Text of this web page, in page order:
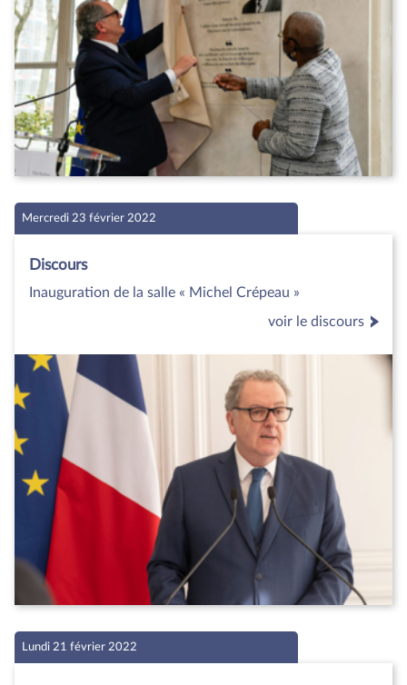
Mercredi 23 février 2022
Discours
Inauguration de la salle « Michel Crépeau »
voir le discours
Lundi 21 février 2022